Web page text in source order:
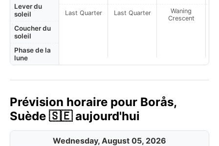
Lever du
soleil
Coucher du
soleil
Phase de la
lune
Last Quarter Last Quarter
Waning
Crescent
Prévision horaire pour Borås,
Suède 🇸🇪 aujourd'hui
Wednesday, August 05, 2026